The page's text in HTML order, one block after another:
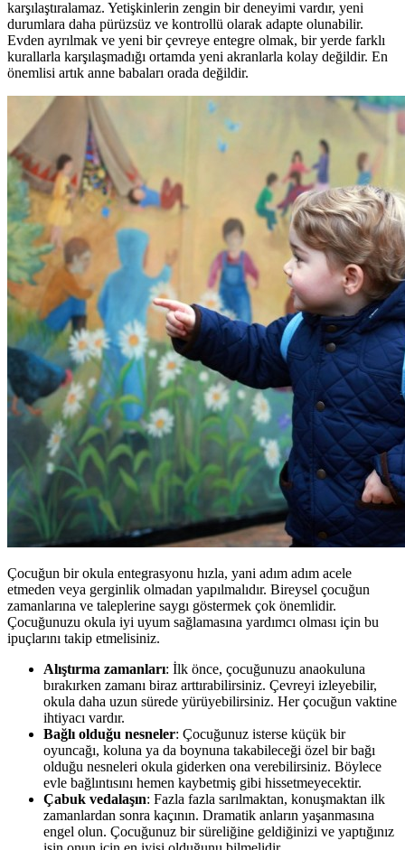
karşılaştıralamaz. Yetişkinlerin zengin bir deneyimi vardır, yeni
durumlara daha pürüzsüz ve kontrollü olarak adapte olunabilir.
Evden ayrılmak ve yeni bir çevreye entegre olmak, bir yerde farklı
kurallarla karşılaşmadığı ortamda yeni akranlarla kolay değildir. En
önemlisi artık anne babaları orada değildir.
Çocuğun bir okula entegrasyonu hızla, yani adım adım acele
etmeden veya gerginlik olmadan yapılmalıdır. Bireysel çocuğun
zamanlarına ve taleplerine saygı göstermek çok önemlidir.
Çocuğunuzu okula iyi uyum sağlamasına yardımcı olması için bu
ipuçlarını takip etmelisiniz.
Alıştırma zamanları: İlk önce, çocuğunuzu anaokuluna
bırakırken zamanı biraz arttırabilirsiniz. Çevreyi izleyebilir,
okula daha uzun sürede yürüyebilirsiniz. Her çocuğun vaktine
ihtiyacı vardır.
Bağlı olduğu nesneler: Çocuğunuz isterse küçük bir
oyuncağı, koluna ya da boynuna takabileceği özel bir bağı
olduğu nesneleri okula giderken ona verebilirsiniz. Böylece
evle bağlıntısını hemen kaybetmiş gibi hissetmeyecektir.
Çabuk vedalaşın: Fazla fazla sarılmaktan, konuşmaktan ilk
zamanlardan sonra kaçının. Dramatik anların yaşanmasına
engel olun. Çocuğunuz bir süreliğine geldiğinizi ve yaptığınız